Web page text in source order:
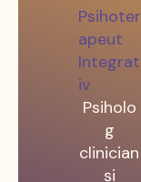
Psiholo
g
clinician
și